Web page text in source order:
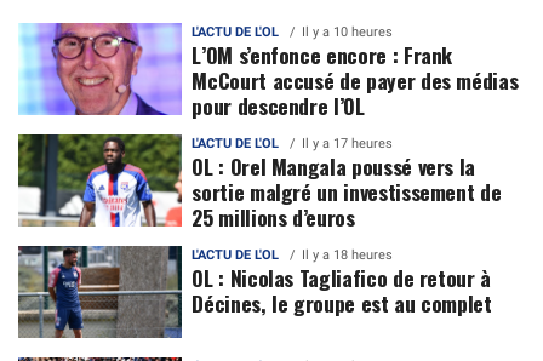
L'ACTU DE L'OL Il y a 10 heures
L’OM s’enfonce encore : Frank
McCourt accusé de payer des médias
pour descendre l’OL
L'ACTU DE L'OL Il y a 17 heures
OL : Orel Mangala poussé vers la
sortie malgré un investissement de
25 millions d’euros
L'ACTU DE L'OL Il y a 18 heures
OL : Nicolas Tagliafico de retour à
Décines, le groupe est au complet